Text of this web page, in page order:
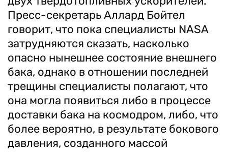
Пресс-секретарь Аллард Бойтел
говорит, что пока специалисты NASA
затрудняются сказать, насколько
опасно нынешнее состояние внешнего
бака, однако в отношении последней
трещины специалисты полагают, что
она могла появиться либо в процессе
доставки бака на космодром, либо, что
более вероятно, в результате бокового
давления, созданного массой